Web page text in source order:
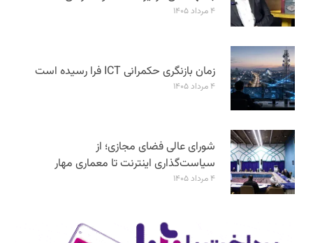
۴ مرداد ۱۴۰۵
زمان بازنگری حکمرانی ICT فرا رسیده است
۴ مرداد ۱۴۰۵
شورای عالی فضای مجازی؛ از
سیاست‌گذاری اینترنت تا معماری مهار
۴ مرداد ۱۴۰۵